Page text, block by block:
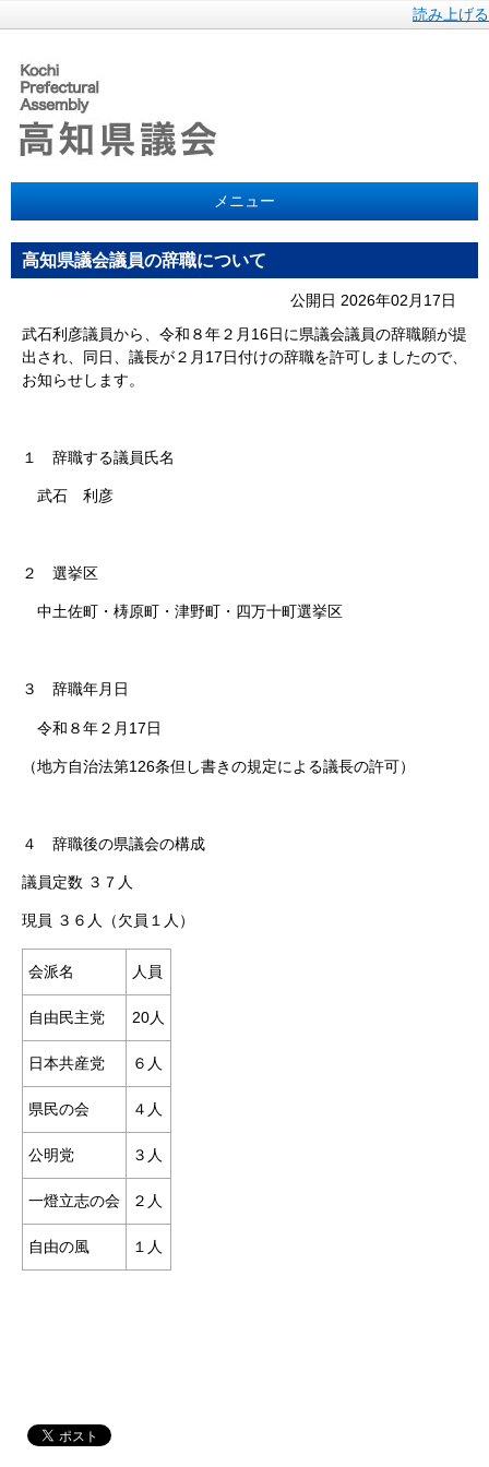
読み上げる
メニュー
高知県議会議員の辞職について
公開日 2026年02月17日
武石利彦議員から、令和８年２月16日に県議会議員の辞職願が提
出され、同日、議長が２月17日付けの辞職を許可しましたので、
お知らせします。
１ 辞職する議員氏名
武石 利彦
２ 選挙区
中土佐町・梼原町・津野町・四万十町選挙区
３ 辞職年月日
令和８年２月17日
（地方自治法第126条但し書きの規定による議長の許可）
４ 辞職後の県議会の構成
議員定数 ３７人
現員 ３６人（欠員１人）
会派名 人員
自由民主党 20人
日本共産党 ６人
県民の会 ４人
公明党 ３人
一燈立志の会 ２人
自由の風 １人